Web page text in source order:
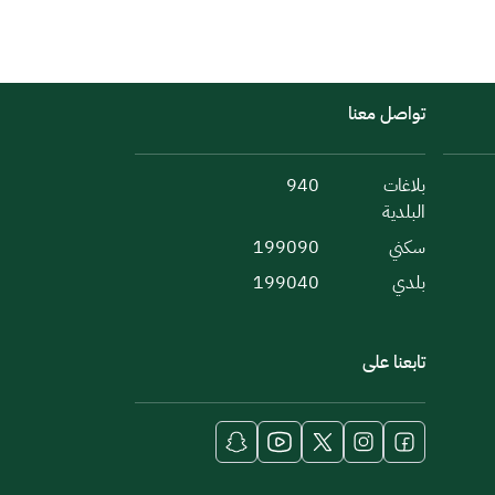
تواصل معنا
بلاغات
البلدية
940
سكني
199090
بلدي
199040
تابعنا على